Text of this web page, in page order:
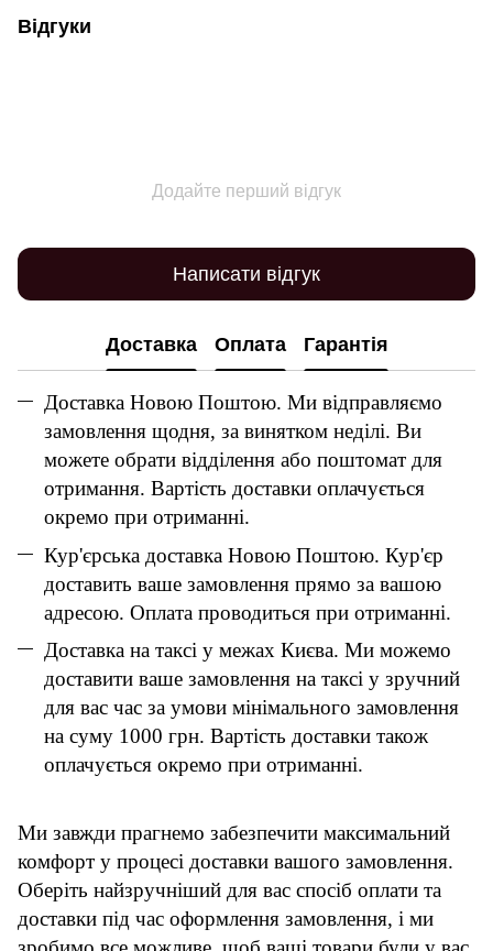
Відгуки
Додайте перший відгук
Написати відгук
Доставка Оплата Гарантія
Доставка Новою Поштою. Ми відправляємо
замовлення щодня, за винятком неділі. Ви
можете обрати відділення або поштомат для
отримання. Вартість доставки оплачується
окремо при отриманні.
Кур'єрська доставка Новою Поштою. Кур'єр
доставить ваше замовлення прямо за вашою
адресою. Оплата проводиться при отриманні.
Доставка на таксі у межах Києва. Ми можемо
доставити ваше замовлення на таксі у зручний
для вас час за умови мінімального замовлення
на суму 1000 грн. Вартість доставки також
оплачується окремо при отриманні.
Ми завжди прагнемо забезпечити максимальний
комфорт у процесі доставки вашого замовлення.
Оберіть найзручніший для вас спосіб оплати та
доставки під час оформлення замовлення, і ми